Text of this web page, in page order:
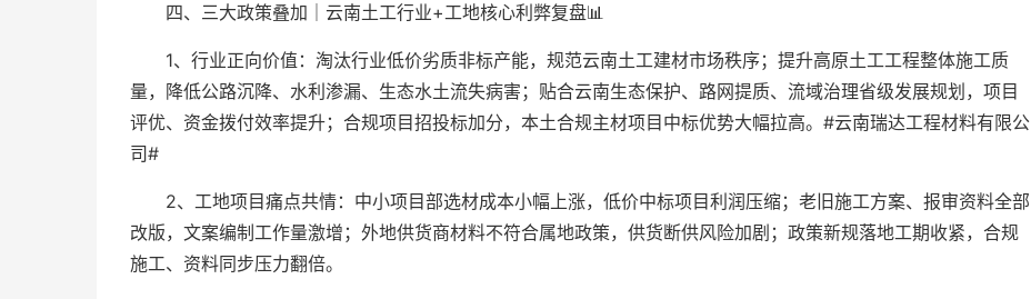
四、三大政策叠加｜云南土工行业+工地核心利弊复盘📊
1、行业正向价值：淘汰行业低价劣质非标产能，规范云南土工建材市场秩序；提升高原土工工程整体施工质
量，降低公路沉降、水利渗漏、生态水土流失病害；贴合云南生态保护、路网提质、流域治理省级发展规划，项目
评优、资金拨付效率提升；合规项目招投标加分，本土合规主材项目中标优势大幅拉高。#云南瑞达工程材料有限公
司#
2、工地项目痛点共情：中小项目部选材成本小幅上涨，低价中标项目利润压缩；老旧施工方案、报审资料全部
改版，文案编制工作量激增；外地供货商材料不符合属地政策，供货断供风险加剧；政策新规落地工期收紧，合规
施工、资料同步压力翻倍。